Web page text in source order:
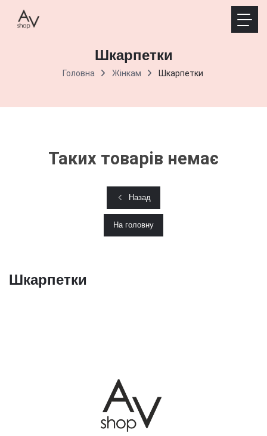
Шкарпетки
Головна Жінкам Шкарпетки
Таких товарів немає
Назад
На головну
Шкарпетки